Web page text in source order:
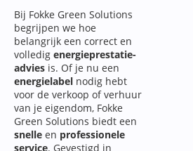
Bij Fokke Green Solutions
begrijpen we hoe
belangrijk een correct en
volledig energieprestatie-
advies is. Of je nu een
energielabel nodig hebt
voor de verkoop of verhuur
van je eigendom, Fokke
Green Solutions biedt een
snelle en professionele
service. Gevestigd in